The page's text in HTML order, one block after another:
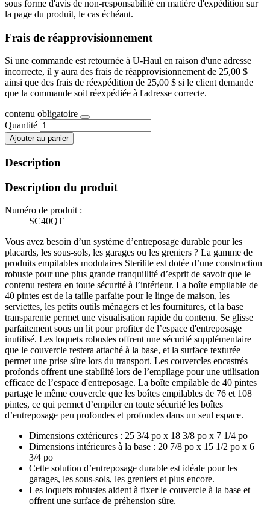
sous forme d'avis de non-responsabilité en matière d'expédition sur
la page du produit, le cas échéant.
Frais de réapprovisionnement
Si une commande est retournée à U-Haul en raison d'une adresse
incorrecte, il y aura des frais de réapprovisionnement de 25,00 $
ainsi que des frais de réexpédition de 25,00 $ si le client demande
que la commande soit réexpédiée à l'adresse correcte.
contenu obligatoire
Quantité
Ajouter au panier
Description
Description du produit
Numéro de produit :
SC40QT
Vous avez besoin d’un système d’entreposage durable pour les
placards, les sous-sols, les garages ou les greniers ? La gamme de
produits empilables modulaires Sterilite est dotée d’une construction
robuste pour une plus grande tranquillité d’esprit de savoir que le
contenu restera en toute sécurité à l’intérieur. La boîte empilable de
40 pintes est de la taille parfaite pour le linge de maison, les
serviettes, les petits outils ménagers et les fournitures, et la base
transparente permet une visualisation rapide du contenu. Se glisse
parfaitement sous un lit pour profiter de l’espace d'entreposage
inutilisé. Les loquets robustes offrent une sécurité supplémentaire
que le couvercle restera attaché à la base, et la surface texturée
permet une prise sûre lors du transport. Les couvercles encastrés
profonds offrent une stabilité lors de l’empilage pour une utilisation
efficace de l’espace d'entreposage. La boîte empilable de 40 pintes
partage le même couvercle que les boîtes empilables de 76 et 108
pintes, ce qui permet d’empiler en toute sécurité les boîtes
d’entreposage peu profondes et profondes dans un seul espace.
Dimensions extérieures : 25 3/4 po x 18 3/8 po x 7 1/4 po
Dimensions intérieures à la base : 20 7/8 po x 15 1/2 po x 6
3/4 po
Cette solution d’entreposage durable est idéale pour les
garages, les sous-sols, les greniers et plus encore.
Les loquets robustes aident à fixer le couvercle à la base et
offrent une surface de préhension sûre.